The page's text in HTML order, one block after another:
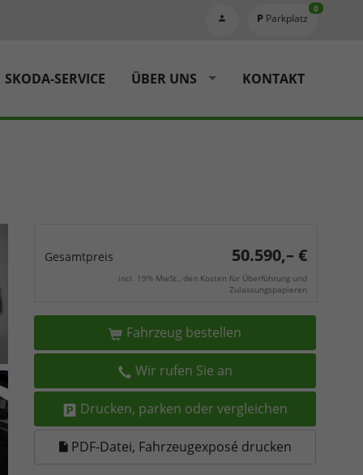
Parkplatz
0
SKODA-SERVICE ÜBER UNS KONTAKT
Gesamtpreis 50.590,– €
incl. 19% MwSt., den Kosten für Überführung und
Zulassungspapieren
Fahrzeug bestellen
Wir rufen Sie an
Drucken, parken oder vergleichen
PDF-Datei, Fahrzeugexposé drucken